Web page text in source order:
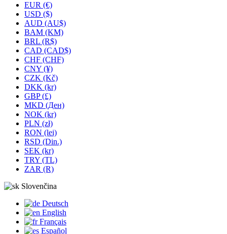
EUR (€)
USD ($)
AUD (AU$)
BAM (KM)
BRL (R$)
CAD (CAD$)
CHF (CHF)
CNY (¥)
CZK (Kč)
DKK (kr)
GBP (£)
MKD (Ден)
NOK (kr)
PLN (zł)
RON (lei)
RSD (Din.)
SEK (kr)
TRY (TL)
ZAR (R)
Slovenčina
Deutsch
English
Français
Español